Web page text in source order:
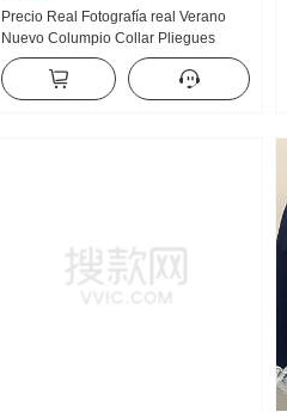
Precio Real Fotografía real Verano
Nuevo Columpio Collar Pliegues
Ajustado Adelgazante Corte ajustado
Minifalda Tirantes Tul Entallado
Vestido